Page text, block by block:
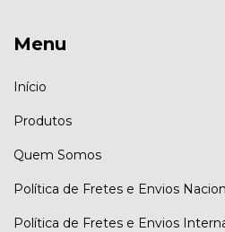
Menu
Início
Produtos
Quem Somos
Política de Fretes e Envios
Política de Fretes e Envios